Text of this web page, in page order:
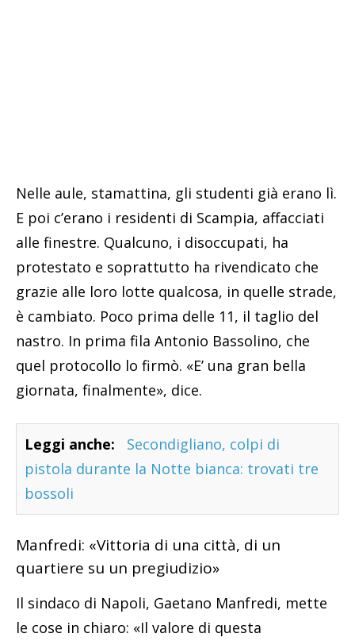
Nelle aule, stamattina, gli studenti già erano lì.
E poi c’erano i residenti di Scampia, affacciati
alle finestre. Qualcuno, i disoccupati, ha
protestato e soprattutto ha rivendicato che
grazie alle loro lotte qualcosa, in quelle strade,
è cambiato. Poco prima delle 11, il taglio del
nastro. In prima fila Antonio Bassolino, che
quel protocollo lo firmò. «E’ una gran bella
giornata, finalmente», dice.
Leggi anche:
Secondigliano, colpi di
pistola durante la Notte bianca: trovati tre
bossoli
Manfredi: «Vittoria di una città, di un
quartiere su un pregiudizio»
Il sindaco di Napoli, Gaetano Manfredi, mette
le cose in chiaro: «Il valore di questa